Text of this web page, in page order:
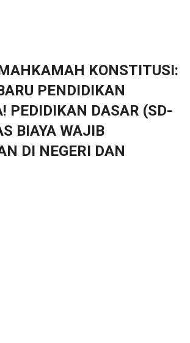
KONSTITUSI:
PENDIDIKAN
PEDIDIKAN DASAR (SD-
BIAYA WAJIB
DI NEGERI DAN